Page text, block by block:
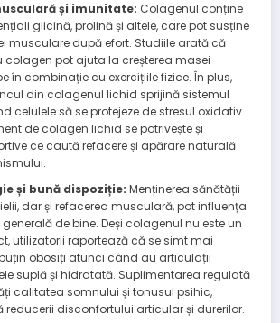
și imunitate: Colagenul conține
glicină, prolină și altele, care pot susține
musculare după efort. Studiile arată că
colagen pot ajuta la creșterea masei
în combinație cu exercițiile fizice. În plus,
din colagenul lichid sprijină sistemul
celulele să se protejeze de stresul oxidativ.
de colagen lichid se potrivește și
ce caută refacere și apărare naturală
și bună dispoziție: Menținerea sănătății
dar și refacerea musculară, pot influența
de bine. Deși colagenul nu este un
utilizatorii raportează că se simt mai
obosiți atunci când au articulații
suplă și hidratată. Suplimentarea regulată
calitatea somnului și tonusul psihic,
reducerii disconfortului articular și durerilor.